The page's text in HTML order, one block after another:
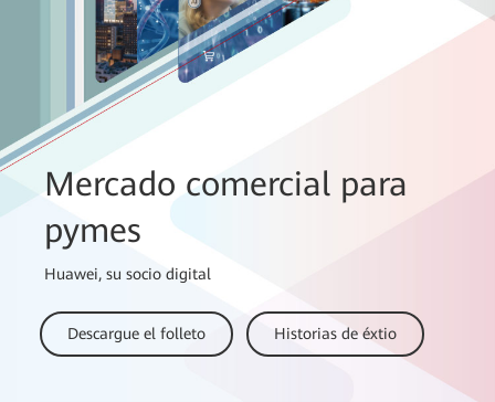
Mercado comercial para
pymes
Huawei, su socio digital
Descargue el folleto Historias de éxtio